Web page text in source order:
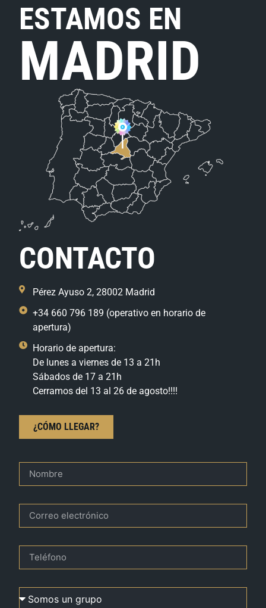
ESTAMOS EN
MADRID
CONTACTO
Pérez Ayuso 2, 28002 Madrid
+34 660 796 189 (operativo en horario de
apertura)
Horario de apertura:
De lunes a viernes de 13 a 21h
Sábados de 17 a 21h
Cerramos del 13 al 26 de agosto!!!!
¿CÓMO LLEGAR?